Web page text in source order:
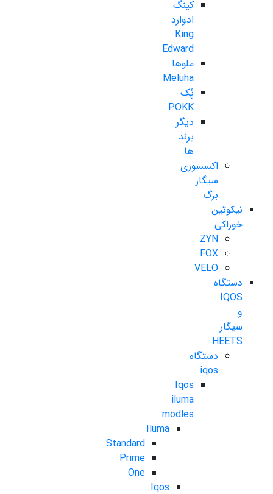
کینگ
ادوارد
King
Edward
ملوها
Meluha
پُک
POKK
دیگر
برند
ها
اکسسوری
سیگار
برگ
نیکوتین
خوراکی
ZYN
FOX
VELO
دستگاه
IQOS
و
سیگار
HEETS
دستگاه
iqos
Iqos
iluma
modles
Iluma
Standard
Prime
One
Iqos